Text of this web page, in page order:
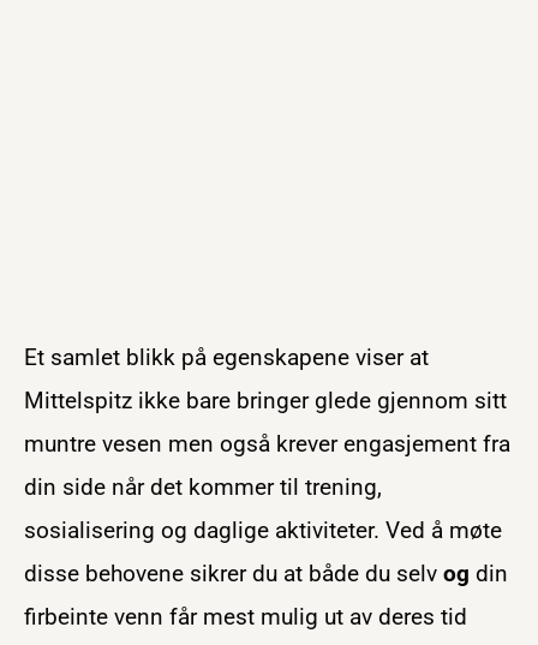
Et samlet blikk på egenskapene viser at
Mittelspitz ikke bare bringer glede gjennom sitt
muntre vesen men også krever engasjement fra
din side når det kommer til trening,
sosialisering og daglige aktiviteter. Ved å møte
disse behovene sikrer du at både du selv og din
firbeinte venn får mest mulig ut av deres tid